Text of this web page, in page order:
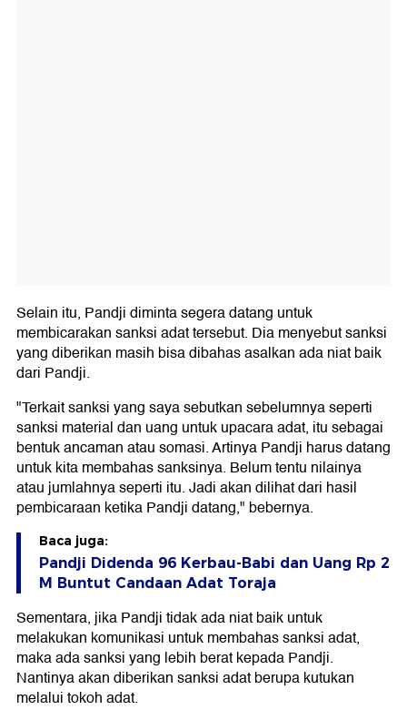
Selain itu, Pandji diminta segera datang untuk
membicarakan sanksi adat tersebut. Dia menyebut sanksi
yang diberikan masih bisa dibahas asalkan ada niat baik
dari Pandji.
"Terkait sanksi yang saya sebutkan sebelumnya seperti
sanksi material dan uang untuk upacara adat, itu sebagai
bentuk ancaman atau somasi. Artinya Pandji harus datang
untuk kita membahas sanksinya. Belum tentu nilainya
atau jumlahnya seperti itu. Jadi akan dilihat dari hasil
pembicaraan ketika Pandji datang," bebernya.
Baca juga:
Pandji Didenda 96 Kerbau-Babi dan Uang Rp 2
M Buntut Candaan Adat Toraja
Sementara, jika Pandji tidak ada niat baik untuk
melakukan komunikasi untuk membahas sanksi adat,
maka ada sanksi yang lebih berat kepada Pandji.
Nantinya akan diberikan sanksi adat berupa kutukan
melalui tokoh adat.